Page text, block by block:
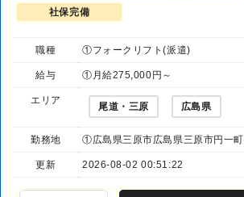
社保完備
職種 ①フォークリフト(派遣)
給与 ①月給275,000円～
エリア
尾道・三原 広島県
勤務地 ①広島県三原市広島県三原市円一町
更新 2026-08-02 00:51:22